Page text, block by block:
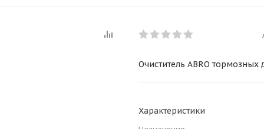
Очиститель ABRO тормозных
Характеристики